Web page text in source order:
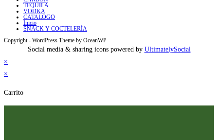
TEQUILA
VODKA
CATALOGO
Inicio
SNACK Y COCTELERÍA
Copyright - WordPress Theme by OceanWP
Social media & sharing icons powered by UltimatelySocial
×
×
Carrito